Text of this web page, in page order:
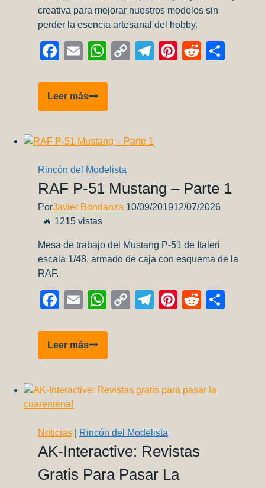
creativa para mejorar nuestros modelos sin
perder la esencia artesanal del hobby.
Facebook
EmailWhatsApp
CopyTelegram
Pinterest
Reddit
Leer másPodemos
usar
para
nuestros
modelos?
Rincón del Modelista
RAF P-51 Mustang – Parte 1
PorJavier Bondanza 10/09/201912/07/2026
🔥 1215 vistas
Mesa de trabajo del Mustang P-51 de Italeri
escala 1/48, armado de caja con esquema de la
RAF.
Facebook
EmailWhatsApp
CopyTelegram
Pinterest
Reddit
Leer másRAF
P-
Mustang
1
Noticias Rincón del Modelista
AK-Interactive: Revistas
Gratis Para Pasar La